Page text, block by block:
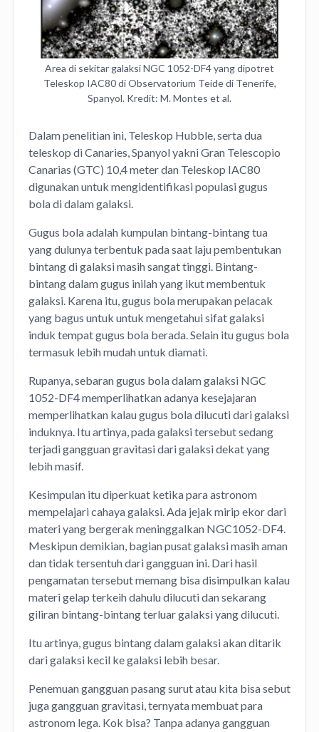
Area di sekitar galaksi NGC 1052-DF4 yang dipotret
Teleskop IAC80 di Observatorium Teide di Tenerife,
Spanyol. Kredit: M. Montes et al.
Dalam penelitian ini, Teleskop Hubble, serta dua
teleskop di Canaries, Spanyol yakni Gran Telescopio
Canarias (GTC) 10,4 meter dan Teleskop IAC80
digunakan untuk mengidentifikasi populasi gugus
bola di dalam galaksi.
Gugus bola adalah kumpulan bintang-bintang tua
yang dulunya terbentuk pada saat laju pembentukan
bintang di galaksi masih sangat tinggi. Bintang-
bintang dalam gugus inilah yang ikut membentuk
galaksi. Karena itu, gugus bola merupakan pelacak
yang bagus untuk untuk mengetahui sifat galaksi
induk tempat gugus bola berada. Selain itu gugus bola
termasuk lebih mudah untuk diamati.
Rupanya, sebaran gugus bola dalam galaksi NGC
1052-DF4 memperlihatkan adanya kesejajaran
memperlihatkan kalau gugus bola dilucuti dari galaksi
induknya. Itu artinya, pada galaksi tersebut sedang
terjadi gangguan gravitasi dari galaksi dekat yang
lebih masif.
Kesimpulan itu diperkuat ketika para astronom
mempelajari cahaya galaksi. Ada jejak mirip ekor dari
materi yang bergerak meninggalkan NGC1052-DF4.
Meskipun demikian, bagian pusat galaksi masih aman
dan tidak tersentuh dari gangguan ini. Dari hasil
pengamatan tersebut memang bisa disimpulkan kalau
materi gelap terkeih dahulu dilucuti dan sekarang
giliran bintang-bintang terluar galaksi yang dilucuti.
Itu artinya, gugus bintang dalam galaksi akan ditarik
dari galaksi kecil ke galaksi lebih besar.
Penemuan gangguan pasang surut atau kita bisa sebut
juga gangguan gravitasi, ternyata membuat para
astronom lega. Kok bisa? Tanpa adanya gangguan